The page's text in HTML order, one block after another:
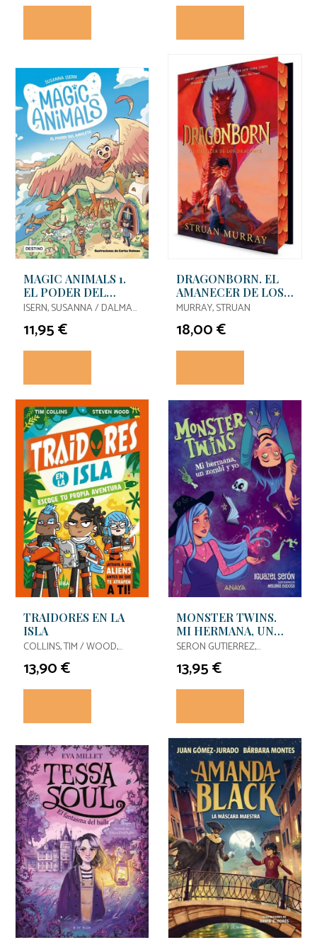
MAGIC ANIMALS 1.
EL PODER DEL
AMULETO
ISERN, SUSANNA / DALMAU,
CARLES
11,95 €
DRAGONBORN. EL
AMANECER DE LOS
DRAGONES
MURRAY, STRUAN
18,00 €
TRAIDORES EN LA
ISLA
COLLINS, TIM / WOOD,
STEVEN
13,90 €
MONSTER TWINS.
MI HERMANA, UN
ZOMBI Y YO
SERON GUTIERREZ,
IGUAZEL
13,95 €